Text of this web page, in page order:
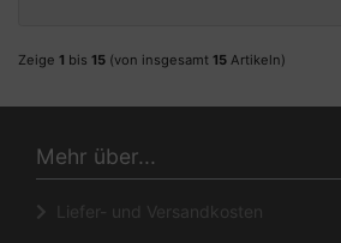
Zeige 1 bis 15 (von insgesamt 15 Artikeln)
Mehr über...
Liefer- und Versandkosten